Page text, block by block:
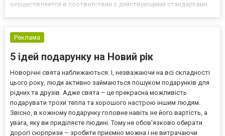
осуществляется в соответствии с действующими стандартами
Бухг...
Реклама
5 ідей подарунку на Новий рік
Новорічні свята наближаються. І, незважаючи на всі складності
цього року, люди активно займаються пошуком подарунків для
рідних та друзів. Адже свята – це прекрасна можливість
подарувати трохи тепла та хорошого настрою іншим людям.
Звісно, в кожному подарунку головне навіть не його вартість, а
увага, яку ви приділяєте людині. Тому не обов'язково обирати
дорогі сюрпризи – зробити приємно можна і не витрачаючи